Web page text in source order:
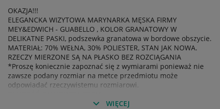
OKAZJA!!!
ELEGANCKA WIZYTOWA MARYNARKA MĘSKA FIRMY
MEY&EDWICH - GUABELLO , KOLOR GRANATOWY W
DELIKATNE PASKI, podszewka granatowa w bordowe obszycie.
MATERIAŁ: 70% WEŁNA, 30% POLIESTER, STAN JAK NOWA.
RZECZY MIERZONE SĄ NA PŁASKO BEZ ROZCIĄGANIA
*Proszę koniecznie zapoznać się z wymiarami ponieważ nie
zawsze podany rozmiar na metce przedmiotu może
odpowiadać rzeczywistemu rozmiarowi.
SZEROKOŚĆ RAMIONA 47 CM
WIĘCEJ